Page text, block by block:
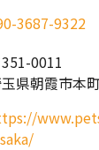
3687-9322
351-0011
県朝霞市本